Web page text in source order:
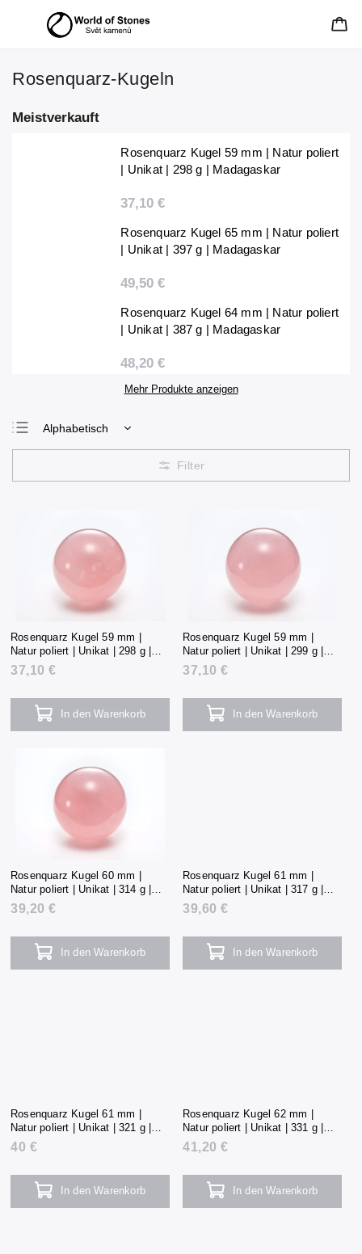
Rosenquarz-Kugeln
Meistverkauft
Rosenquarz Kugel 59 mm | Natur poliert
| Unikat | 298 g | Madagaskar
37,10 €
Rosenquarz Kugel 65 mm | Natur poliert
| Unikat | 397 g | Madagaskar
49,50 €
Rosenquarz Kugel 64 mm | Natur poliert
| Unikat | 387 g | Madagaskar
48,20 €
Mehr Produkte anzeigen
Alphabetisch
Günstigste
Teuerste
Rosenquarz Kugel 59 mm |
Natur poliert | Unikat | 298 g |
Madagaskar
37,10 €
In den Warenkorb
Rosenquarz Kugel 59 mm |
Natur poliert | Unikat | 299 g |
Madagaskar
37,10 €
In den Warenkorb
Rosenquarz Kugel 60 mm |
Natur poliert | Unikat | 314 g |
Madagaskar
39,20 €
In den Warenkorb
Rosenquarz Kugel 61 mm |
Natur poliert | Unikat | 317 g |
Madagaskar
39,60 €
In den Warenkorb
Rosenquarz Kugel 61 mm |
Natur poliert | Unikat | 321 g |
Madagaskar
40 €
In den Warenkorb
Rosenquarz Kugel 62 mm |
Natur poliert | Unikat | 331 g |
Madagaskar
41,20 €
In den Warenkorb